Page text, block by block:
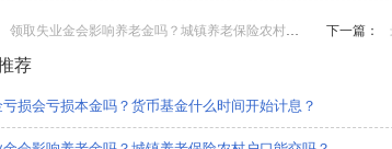
领取失业金会影响养老金吗？城镇养老保险农村户口能交吗？ 下一篇：
荐
亏损会亏损本金吗？货币基金什么时间开始计息？